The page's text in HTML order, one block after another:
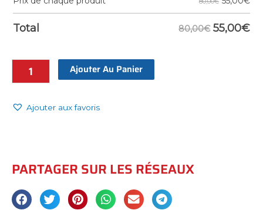
Total 80,00€ 55,00€
Ajouter Au Panier
Ajouter aux favoris
PARTAGER SUR LES RÉSEAUX